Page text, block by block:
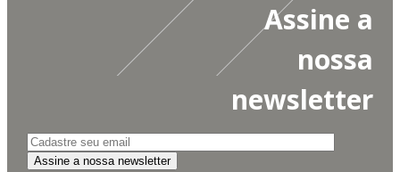
Assine a
nossa
newsletter